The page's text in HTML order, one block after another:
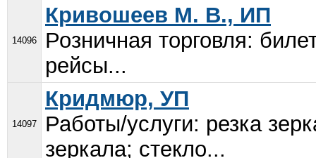
14096
Кривошеев М. В., ИП
Розничная торговля:
рейсы...
14097
Кридмюр, УП
Работы/услуги: резка
зеркала; стекло...